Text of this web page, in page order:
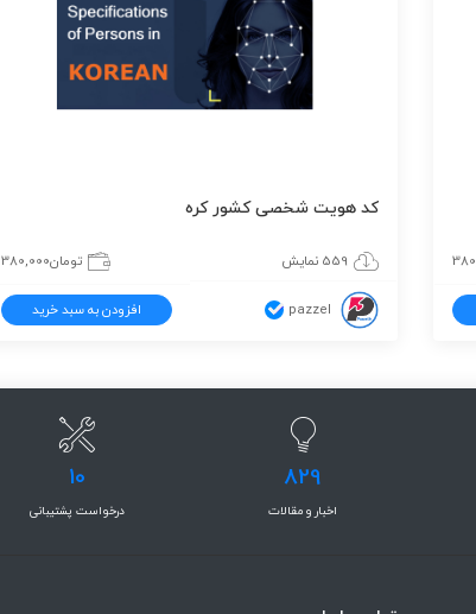
کد هویت شخصی کشور کره
559 نمایش تومان380,000
pazzel افزودن به سبد خرید
829
اخبار و مقالات
10
درخواست پشتیبانی